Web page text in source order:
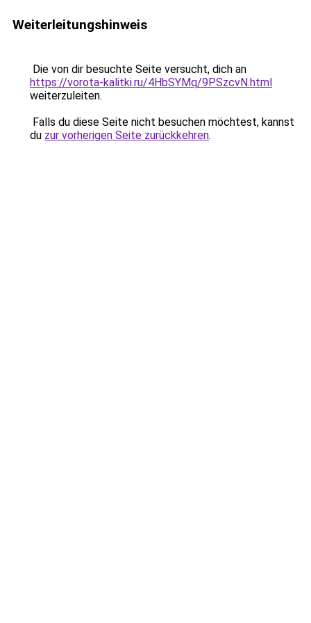
Weiterleitungshinweis
Die von dir besuchte Seite versucht, dich an
https://vorota-kalitki.ru/4HbSYMq/9PSzcvN.html
weiterzuleiten.
Falls du diese Seite nicht besuchen möchtest, kannst
du zur vorherigen Seite zurückkehren.